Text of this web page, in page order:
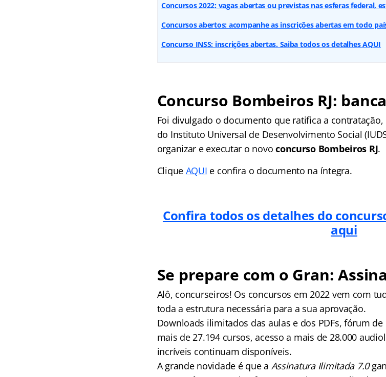
Concursos 2022: vagas abertas ou previstas nas esferas federal,
Concursos abertos: acompanhe as inscrições abertas em todo
Concurso INSS: inscrições abertas. Saiba todos os detalhes AQUI
Concurso Bombeiros RJ:
Foi divulgado o documento que ratifica a
do Instituto Universal de Desenvolvimento Social
organizar e executar o novoconcurso Bombeiros RJ.
Clique AQUI e confira o documento na íntegra.
Confira todos os detalhes do
aqui
Se prepare com o Gran:
Alô, concurseiros! Os concursos em 2022 vem com
toda a estrutura necessária para a sua aprovação.
Downloads ilimitados das aulas e dos PDFs, fórum
mais de 27.194 cursos, acesso a mais de 28.000
incríveis continuam disponíveis.
A grande novidade é que a Assinatura Ilimitada 7.0